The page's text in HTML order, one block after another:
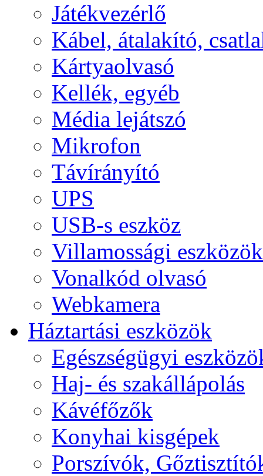
Játékvezérlő
Kábel, átalakító,
Kártyaolvasó
Kellék, egyéb
Média lejátszó
Mikrofon
Távírányító
UPS
USB-s eszköz
Villamossági eszközök
Vonalkód olvasó
Webkamera
Háztartási eszközök
Egészségügyi
Haj- és szakállápolás
Kávéfőzők
Konyhai kisgépek
Porszívók,